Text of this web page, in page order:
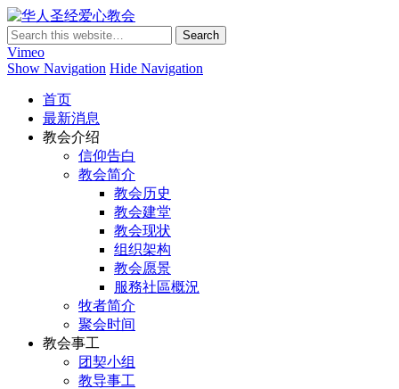
Vimeo
Show Navigation Hide Navigation
首页
最新消息
教会介绍
信仰告白
教会简介
教会历史
教会建堂
教会现状
组织架构
教会愿景
服務社區概況
牧者简介
聚会时间
教会事工
团契小组
教导事工